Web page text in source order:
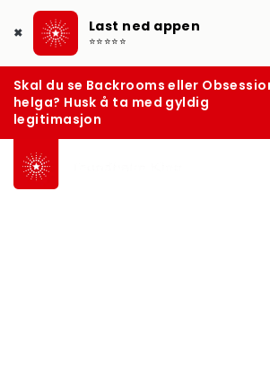
✖ Last ned appen
⭐⭐⭐⭐⭐
Skal du se Backrooms eller
helga? Husk å ta med gyldig
legitimasjon